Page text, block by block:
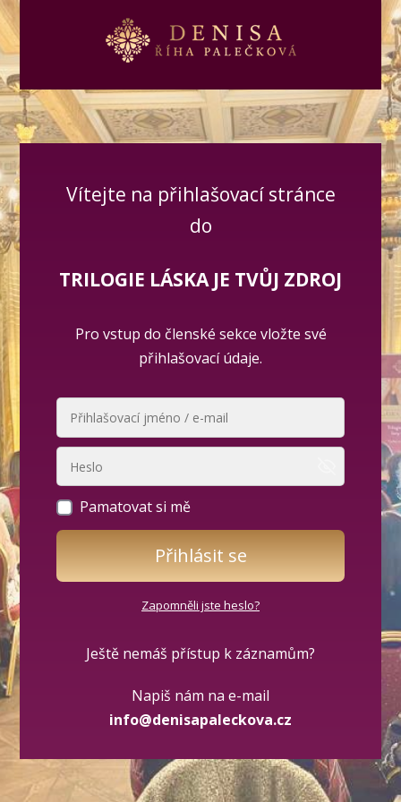
Vítejte na přihlašovací stránce
do
TRILOGIE LÁSKA JE TVŮJ ZDROJ
Pro vstup do členské sekce vložte své
přihlašovací údaje.
Pamatovat si mě
Přihlásit se
Zapomněli jste heslo?
Ještě nemáš přístup k záznamům?
Napiš nám na e-mail
info@denisapaleckova.cz